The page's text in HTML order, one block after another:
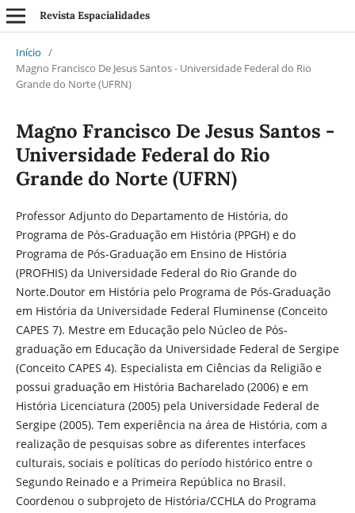
Revista Espacialidades
Início /
Magno Francisco De Jesus Santos - Universidade Federal do Rio
Grande do Norte (UFRN)
Magno Francisco De Jesus Santos -
Universidade Federal do Rio
Grande do Norte (UFRN)
Professor Adjunto do Departamento de História, do
Programa de Pós-Graduação em História (PPGH) e do
Programa de Pós-Graduação em Ensino de História
(PROFHIS) da Universidade Federal do Rio Grande do
Norte.Doutor em História pelo Programa de Pós-Graduação
em História da Universidade Federal Fluminense (Conceito
CAPES 7). Mestre em Educação pelo Núcleo de Pós-
graduação em Educação da Universidade Federal de Sergipe
(Conceito CAPES 4). Especialista em Ciências da Religião e
possui graduação em História Bacharelado (2006) e em
História Licenciatura (2005) pela Universidade Federal de
Sergipe (2005). Tem experiência na área de História, com a
realização de pesquisas sobre as diferentes interfaces
culturais, sociais e políticas do período histórico entre o
Segundo Reinado e a Primeira República no Brasil.
Coordenou o subprojeto de História/CCHLA do Programa